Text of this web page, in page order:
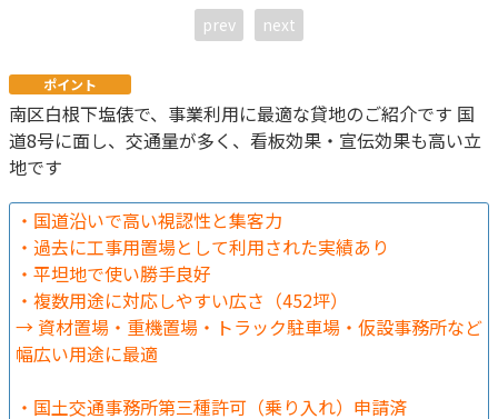
prev next
ポイント
南区白根下塩俵で、事業利用に最適な貸地のご紹介です 国
道8号に面し、交通量が多く、看板効果・宣伝効果も高い立
地です
・国道沿いで高い視認性と集客力
・過去に工事用置場として利用された実績あり
・平坦地で使い勝手良好
・複数用途に対応しやすい広さ（452坪）
→ 資材置場・重機置場・トラック駐車場・仮設事務所など
幅広い用途に最適
・国土交通事務所第三種許可（乗り入れ）申請済